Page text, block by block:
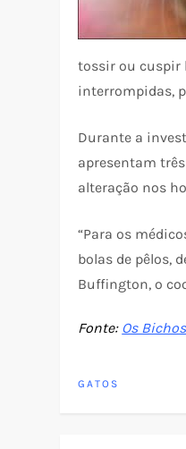
tossir ou cuspir
interrompidas,
Durante a
apresentam
alteração nos
“Para os
bolas de pêlos,
Buffington, o
Fonte: Os Bichos
GATOS